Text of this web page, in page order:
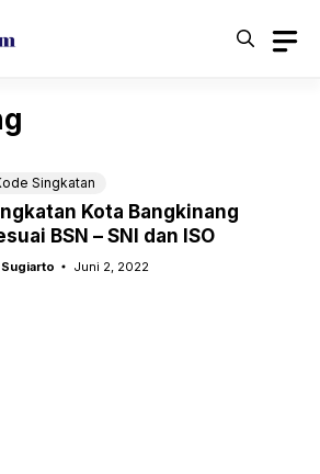
Singkatan
Kota Bangkinang
BSN – SNI dan ISO
Sugiarto Juni 2, 2022